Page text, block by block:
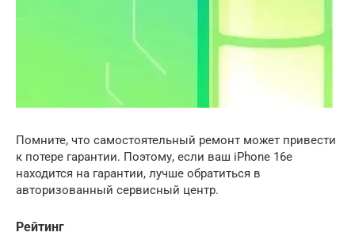
Помните, что самостоятельный ремонт может привести
к потере гарантии. Поэтому, если ваш iPhone 16e
находится на гарантии, лучше обратиться в
авторизованный сервисный центр.
Рейтинг